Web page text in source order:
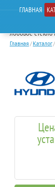
ГЛАВНАЯ
лобовое стекло
Главная / Каталог/